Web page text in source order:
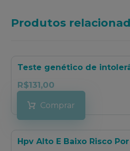
Produtos
Teste genético de
R$131,00
Comprar
Hpv Alto E Baixo Risco